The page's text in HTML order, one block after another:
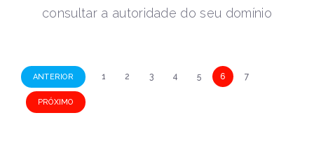
consultar a autoridade do seu domínio
N
a
ANTERIOR 1 2 3 4 5 6 7
PRÓXIMO